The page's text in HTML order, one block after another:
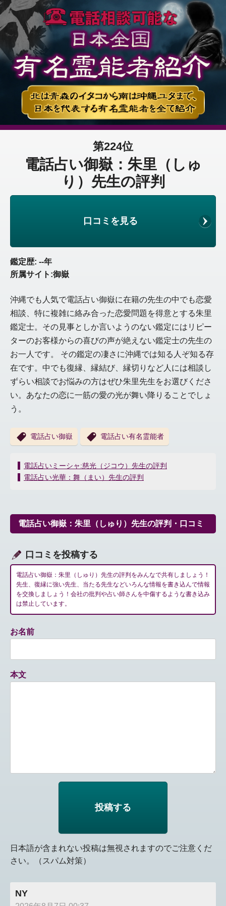
第224位
電話占い御嶽：朱里（しゅ
り）先生の評判
口コミを見る
鑑定歴: --年
所属サイト:御嶽
沖縄でも人気で電話占い御嶽に在籍の先生の中でも恋愛
相談、特に複雑に絡み合った恋愛問題を得意とする朱里
鑑定士。その見事としか言いようのない鑑定にはリピー
ターのお客様からの喜びの声が絶えない鑑定士の先生の
お一人です。 その鑑定の凄さに沖縄では知る人ぞ知る存
在です。中でも復縁、縁結び、縁切りなど人には相談し
ずらい相談でお悩みの方はぜひ朱里先生をお選びくださ
い。あなたの恋に一筋の愛の光が舞い降りることでしょ
う。
電話占い御嶽 電話占い有名霊能者
投
稿
ー
シ
ン
電話占いミーシャ:慈光（ジコウ）先生の評判
電話占い光華：舞（まい）先生の評判
電話占い御嶽：朱里（しゅり）先生の評判・口コミ
口コミを投稿する
電話占い御嶽：朱里（しゅり）先生の評判をみんなで共有しましょう！
先生、復縁に強い先生、当たる先生などいろんな情報を書き込んで情報
を交換しましょう！会社の批判や占い師さんを中傷するような書き込み
は禁止しています。
お名前
本文
日本語が含まれない投稿は無視されますのでご注意くだ
さい。（スパム対策）
NY